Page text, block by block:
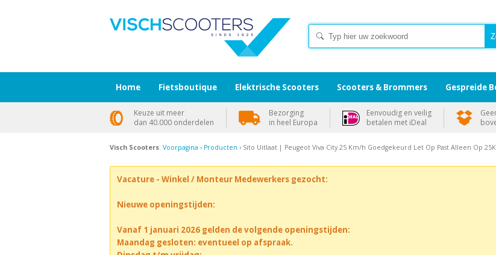
Visch Scooters: Voorpagina › Producten › Sito Uitlaat | Peugeot Viva City 25 Km/h Goedgekeurd Let Op Past Alleen Op
Vacature - Winkel / Monteur Medewerkers gezocht:
Nieuwe openingstijden:
Vanaf 1 januari 2026 gelden de volgende openingstijden:
Maandag gesloten: eventueel op afspraak.
Home Fietsboutique Elektrische Scooters Scooters & Brommers Gespreide
Keuze uit meer
dan 40.000 onderdelen
Bezorging
in heel Europa
Eenvoudig en veilig
betalen met iDeal